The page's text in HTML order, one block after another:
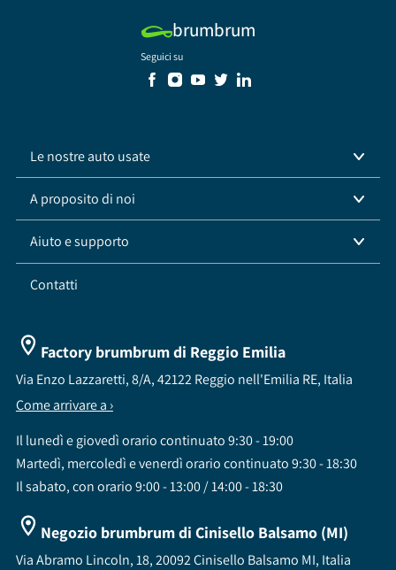
brumbrum
Seguici su
Le nostre auto usate
A proposito di noi
Aiuto e supporto
Contatti
Factory brumbrum di Reggio Emilia
Via Enzo Lazzaretti, 8/A, 42122 Reggio nell'Emilia RE, Italia
Come arrivare a ›
Il lunedì e giovedì orario continuato 9:30 - 19:00
Martedì, mercoledì e venerdì orario continuato 9:30 - 18:30
Il sabato, con orario 9:00 - 13:00 / 14:00 - 18:30
Negozio brumbrum di Cinisello Balsamo (MI)
Via Abramo Lincoln, 18, 20092 Cinisello Balsamo MI, Italia